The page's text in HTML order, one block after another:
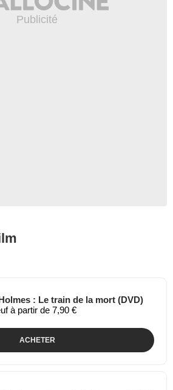
: Le train de la mort (DVD)
à partir de 7,90 €
ACHETER